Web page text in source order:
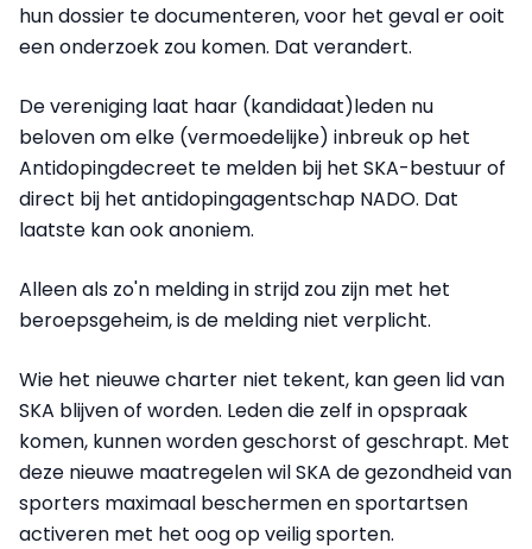
hun dossier te documenteren, voor het geval er ooit
een onderzoek zou komen. Dat verandert.
De vereniging laat haar (kandidaat)leden nu
beloven om elke (vermoedelijke) inbreuk op het
Antidopingdecreet te melden bij het SKA-bestuur of
direct bij het antidopingagentschap NADO. Dat
laatste kan ook anoniem.
Alleen als zo'n melding in strijd zou zijn met het
beroepsgeheim, is de melding niet verplicht.
Wie het nieuwe charter niet tekent, kan geen lid van
SKA blijven of worden. Leden die zelf in opspraak
komen, kunnen worden geschorst of geschrapt. Met
deze nieuwe maatregelen wil SKA de gezondheid van
sporters maximaal beschermen en sportartsen
activeren met het oog op veilig sporten.